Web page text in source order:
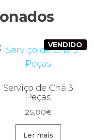
VENDIDO
Serviço de Chã 3
Peças
25,00€
Ler mais